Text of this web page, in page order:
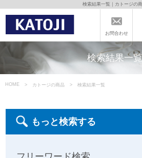
トップペ
カトージ
カトージ
お問合わせ
検索結果一覧｜カトージの
検索結果一覧
HOME カトージの商品 検索結果一覧
もっと検索する